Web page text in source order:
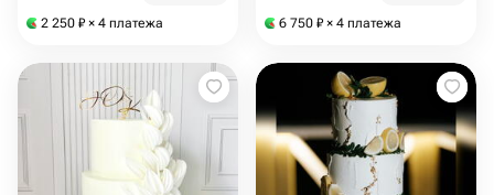
2 250 ₽ × 4 платежа 6 750 ₽ × 4 платежа